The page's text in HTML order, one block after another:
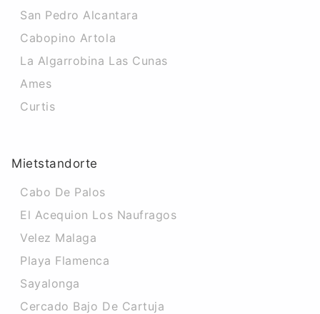
San Pedro Alcantara
Cabopino Artola
La Algarrobina Las Cunas
Ames
Curtis
Mietstandorte
Cabo De Palos
El Acequion Los Naufragos
Velez Malaga
Playa Flamenca
Sayalonga
Cercado Bajo De Cartuja